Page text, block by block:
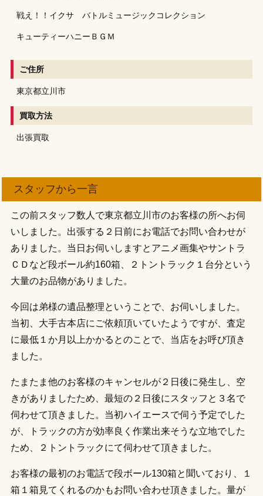
戦え！！イクサ バトルミュージックコレクション
キューティーハニーＢＧＭ
ご住所
東京都立川市
買取方法
出張買取
スタッフから一言
この前スタッフ数人で東京都立川市のお客様の所へお伺
いしました。出張する２日前にお電話でお問い合わせが
ありました。当日お伺いしますとアニメ画集やサントラ
ＣＤなど段ボール約160箱、２トントラック１台分という
大量のお品物がありました。
今回は弟様の遺品整理ということで、お伺いしました。
当初、大手古本店にご依頼頂いていたようですが、査定
に最低１か月以上かかるとのことで、当店をお呼び頂き
ました。
たまたま他のお客様のキャンセルが２日後に発生し、空
きがありましたため、最短の２日後にスタッフと３名で
伺わせて頂きました。当初ハイエースで伺う予定でした
が、トラックの方が効率良く作業出来そうな立地でした
ため、２トントラックにて伺わせて頂きました。
お客様の最初のお電話で段ボール130箱と聞いており、１
箱１箱見てくれるのかもお問い合わせ頂きました。量が